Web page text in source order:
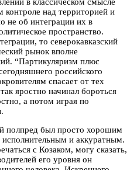
контроле над территорией и
не об интеграции их в
пространство.
то северокавказский
рынок вполне
“Партикуляризм плюс
российского
спасает от тех
яростно начинал бороться
а потом играя по
полпред был просто хорошим
и аккуратным.
с Козаком, могу сказать,
его уровня он